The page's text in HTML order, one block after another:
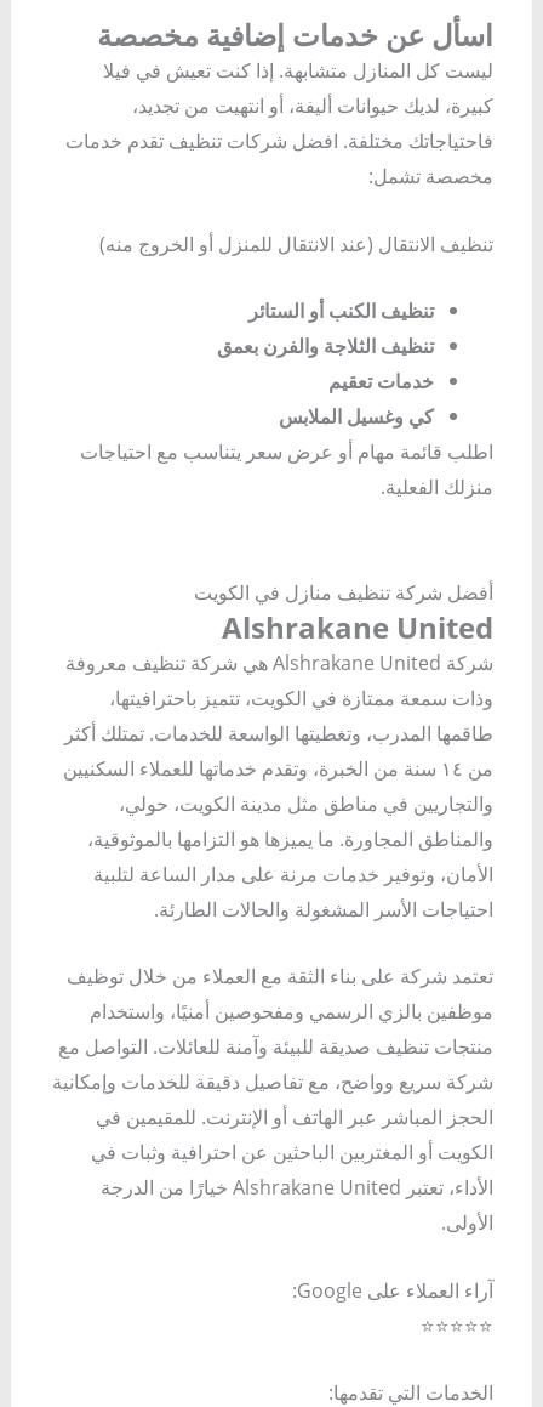
اسأل عن خدمات إضافية مخصصة
ليست كل المنازل متشابهة. إذا كنت تعيش في فيلا
كبيرة، لديك حيوانات أليفة، أو انتهيت من تجديد،
فاحتياجاتك مختلفة. افضل شركات تنظيف تقدم خدمات
مخصصة تشمل:
تنظيف الانتقال (عند الانتقال للمنزل أو الخروج منه)
تنظيف الكنب أو الستائر
تنظيف الثلاجة والفرن بعمق
خدمات تعقيم
كي وغسيل الملابس
اطلب قائمة مهام أو عرض سعر يتناسب مع احتياجات
منزلك الفعلية.
أفضل شركة تنظيف منازل في الكويت
Alshrakane United
شركة Alshrakane United هي شركة تنظيف معروفة
وذات سمعة ممتازة في الكويت، تتميز باحترافيتها،
طاقمها المدرب، وتغطيتها الواسعة للخدمات. تمتلك أكثر
من ١٤ سنة من الخبرة، وتقدم خدماتها للعملاء السكنيين
والتجاريين في مناطق مثل مدينة الكويت، حولي،
والمناطق المجاورة. ما يميزها هو التزامها بالموثوقية،
الأمان، وتوفير خدمات مرنة على مدار الساعة لتلبية
احتياجات الأسر المشغولة والحالات الطارئة.
تعتمد شركة على بناء الثقة مع العملاء من خلال توظيف
موظفين بالزي الرسمي ومفحوصين أمنيًا، واستخدام
منتجات تنظيف صديقة للبيئة وآمنة للعائلات. التواصل مع
شركة سريع وواضح، مع تفاصيل دقيقة للخدمات وإمكانية
الحجز المباشر عبر الهاتف أو الإنترنت. للمقيمين في
الكويت أو المغتربين الباحثين عن احترافية وثبات في
الأداء، تعتبر Alshrakane United خيارًا من الدرجة
الأولى.
آراء العملاء على Google:
⭐⭐⭐⭐⭐
الخدمات التي تقدمها: